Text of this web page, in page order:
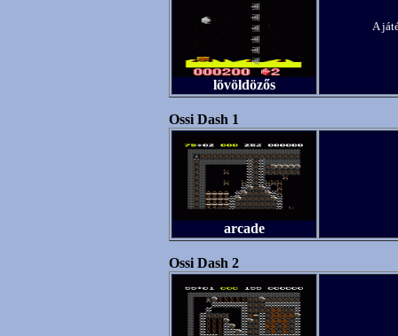
lövöldözős
A
Ossi Dash 1
arcade
Ossi Dash 2